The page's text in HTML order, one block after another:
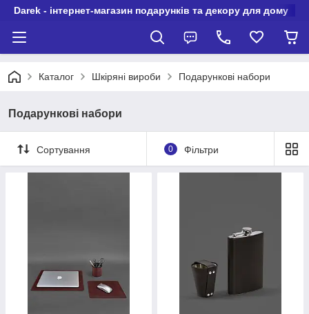
Darek - інтернет-магазин подарунків та декору для дому
Каталог Шкіряні вироби Подарункові набори
Подарункові набори
Сортування 0 Фільтри